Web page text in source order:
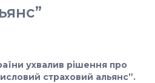
ухвалив рішення про
страховий альянс”.